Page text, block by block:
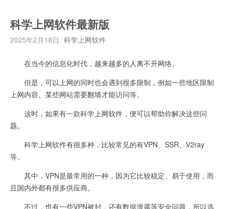
科学上网软件最新版
2025年2月18日 科学上网软件
在当今的信息化时代，越来越多的人离不开网络。
但是，可以上网的同时也会遇到很多限制，例如一些地区限制
上网内容、某些网站需要翻墙才能访问等。
这时，如果有一款科学上网软件，便可以帮助你解决这些问
题。
科学上网软件有很多种，比较常见的有VPN、SSR、V2ray
等。
其中，VPN是最常用的一种，因为它比较稳定、易于使用，而
且国内外都有很多供应商。
不过，也有一些VPN被封，还有数据泄露等安全问题，所以选